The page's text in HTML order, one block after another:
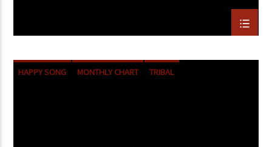
HAPPY SONG MONTHLY CHART TRIBAL